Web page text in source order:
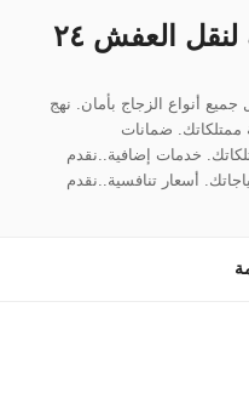
شركة الانجاز السريعة لنقل العفش ٢٤
أنواع الزجاج بأمان. نهج
ممتلكاتك. ضمانات
خدمات إضافية..نقدم
أسعار تنافسية..نقدم